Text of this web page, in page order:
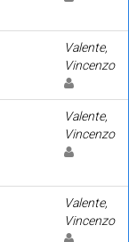
Valente,
Vincenzo
Valente,
Vincenzo
Valente,
Vincenzo